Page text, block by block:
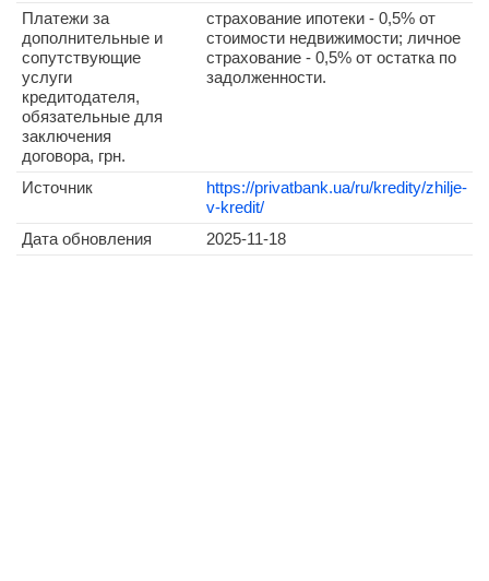
Платежи за
дополнительные и
сопутствующие
услуги
кредитодателя,
обязательные для
заключения
договора, грн.
страхование ипотеки - 0,5% от
стоимости недвижимости; личное
страхование - 0,5% от остатка по
задолженности.
Источник
https://privatbank.ua/ru/kredity/zhilje-
v-kredit/
Дата обновления
2025-11-18